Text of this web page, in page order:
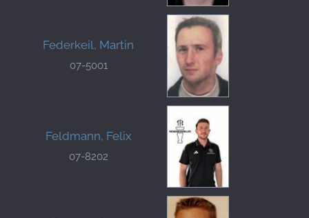
Federkeil, Martin
07-5001
Feldmann, Felix
07-8202